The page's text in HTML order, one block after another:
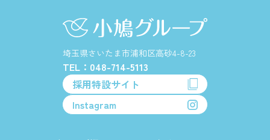
埼玉県さいたま市浦和区高砂4-8-23
TEL：048-714-5113
採用特設サイト
Instagram